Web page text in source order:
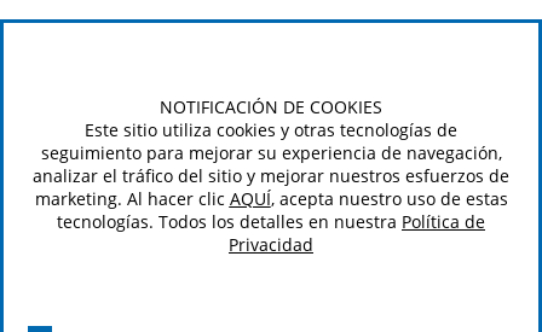
NOTIFICACIÓN DE COOKIES
Este sitio utiliza cookies y otras tecnologías de
seguimiento para mejorar su experiencia de navegación,
analizar el tráfico del sitio y mejorar nuestros esfuerzos de
marketing. Al hacer clic AQUÍ, acepta nuestro uso de estas
tecnologías. Todos los detalles en nuestra Política de
Privacidad